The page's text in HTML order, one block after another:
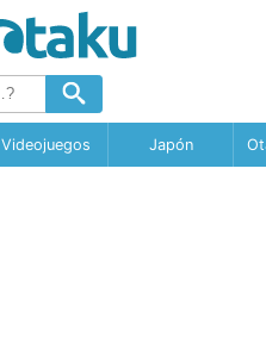
Videojuegos Japón